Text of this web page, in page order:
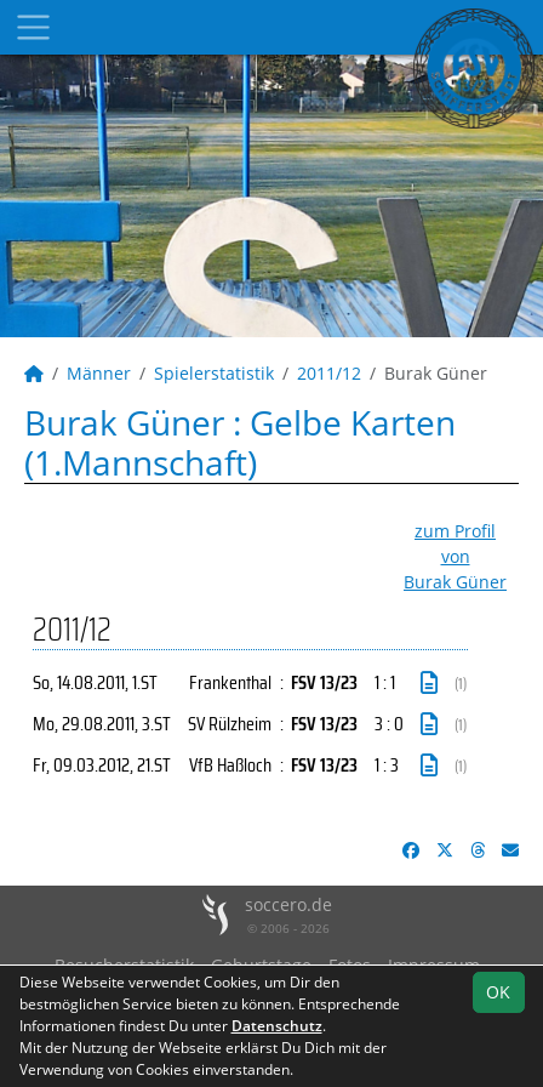
Männer Spielerstatistik 2011/12 Burak Güner
Burak Güner : Gelbe Karten
(1.Mannschaft)
zum Profil
von
Burak Güner
2011/12
So, 14.08.2011, 1.ST Frankenthal : FSV 13/23 1 : 1 (1)
Mo, 29.08.2011, 3.ST SV Rülzheim : FSV 13/23 3 : 0 (1)
Fr, 09.03.2012, 21.ST VfB Haßloch : FSV 13/23 1 : 3 (1)
soccero.de
© 2006 - 2026
Besucherstatistik Geburtstage Fotos
Impressum
Datenschutz
OK
Diese Webseite verwendet Cookies, um Dir den
bestmöglichen Service bieten zu können. Entsprechende
Informationen findest Du unter Datenschutz.
Mit der Nutzung der Webseite erklärst Du Dich mit der
Verwendung von Cookies einverstanden.